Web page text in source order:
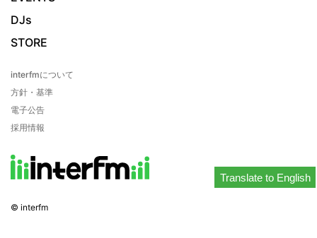
Translate to English
DJs
STORE
interfmについて
方針・基準
電子公告
採用情報
© interfm